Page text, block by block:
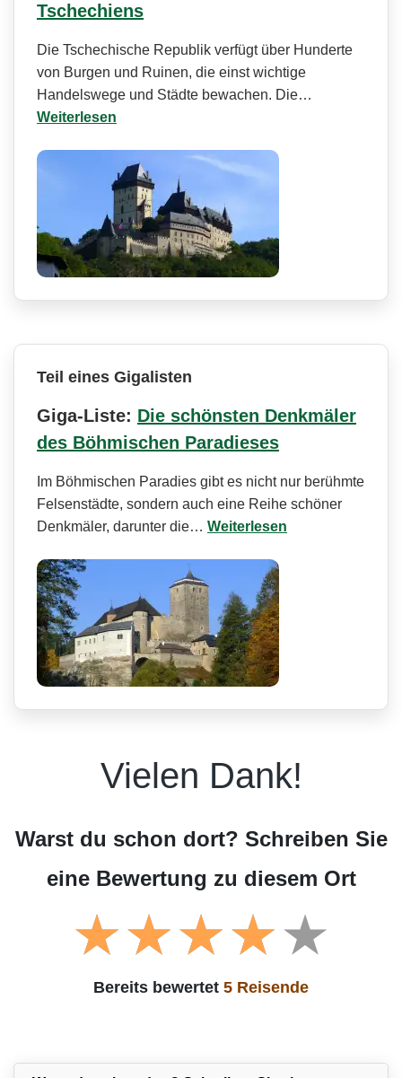
Tschechiens
Die Tschechische Republik verfügt über Hunderte
von Burgen und Ruinen, die einst wichtige
Handelswege und Städte bewachen. Die…
Weiterlesen
Teil eines Gigalisten
Giga-Liste: Die schönsten Denkmäler
des Böhmischen Paradieses
Im Böhmischen Paradies gibt es nicht nur berühmte
Felsenstädte, sondern auch eine Reihe schöner
Denkmäler, darunter die… Weiterlesen
Vielen Dank!
Warst du schon dort? Schreiben Sie
eine Bewertung zu diesem Ort
Bereits bewertet 5 Reisende